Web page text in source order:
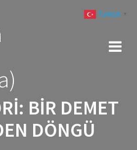
BIR DEMET
DÖNGÜ
Turkish ▼